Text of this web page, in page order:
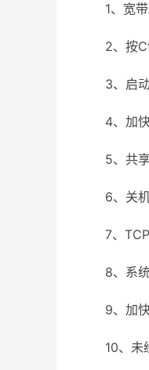
1、宽带
2、按
3、启动
4、加快
5、共享
6、关机
7、TCP/
8、系统
9、加快“
10、未经